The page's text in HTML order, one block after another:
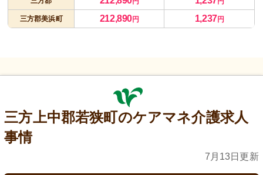
三方郡美浜町 212,890円 1,237円
三方上中郡若狭町のケアマネ介護求人
事情
7月13日更新